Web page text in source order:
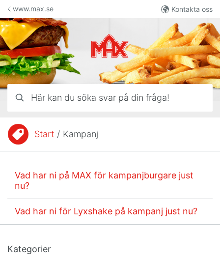
Hoppa till innehåll
Här kan du söka svar på din fråga!
www.max.se Kontakta oss
Du är här:Start / Kampanj
Vad har ni på MAX för kampanjburgare just
nu?
Vad har ni för Lyxshake på kampanj just nu?
Kategorier